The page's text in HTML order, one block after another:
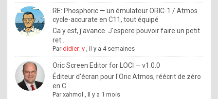
.
I
f
y
o
u
w
RE: Phosphoric — un émulateur ORIC-1 / Atmos
cycle-accurate en C11, tout équipé
Ca y est, j'avance. J'espere pouvoir faire un petit
ret...
Pardidier_v ,Il y a 4 semaines
Oric Screen Editor for LOCI — v1.0.0
Éditeur d'écran pour l'Oric Atmos, réécrit de zéro
en C...
Parxahmol ,Il y a 1 mois